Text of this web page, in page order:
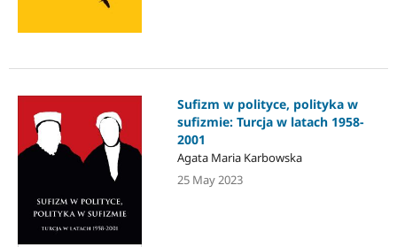
Sufizm w polityce, polityka w
sufizmie: Turcja w latach 1958-
2001
Agata Maria Karbowska
25 May 2023